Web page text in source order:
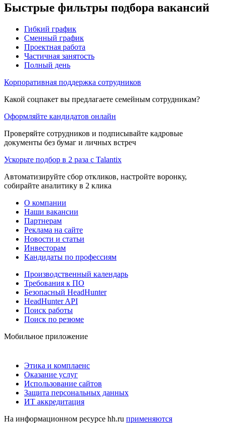
Быстрые фильтры подбора вакансий
Гибкий график
Сменный график
Проектная работа
Частичная занятость
Полный день
Корпоративная поддержка сотрудников
Какой соцпакет вы предлагаете семейным сотрудникам?
Оформляйте кандидатов онлайн
Проверяйте сотрудников и подписывайте кадровые
документы без бумаг и личных встреч
Ускорьте подбор в 2 раза с Talantix
Автоматизируйте сбор откликов, настройте воронку,
собирайте аналитику в 2 клика
О компании
Наши вакансии
Партнерам
Реклама на сайте
Новости и статьи
Инвесторам
Кандидаты по профессиям
Производственный календарь
Требования к ПО
Безопасный HeadHunter
HeadHunter API
Поиск работы
Поиск по резюме
Мобильное приложение
Этика и комплаенс
Оказание услуг
Использование сайтов
Защита персональных данных
ИТ аккредитация
На информационном ресурсе hh.ru применяются